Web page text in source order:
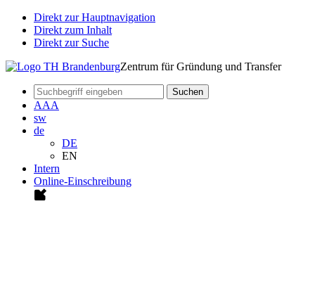
Direkt zur Hauptnavigation
Direkt zum Inhalt
Direkt zur Suche
Suchen
AAA
sw
de
DE
EN
Intern
Online-Einschreibung
Zentrum für Gründung und Transfer